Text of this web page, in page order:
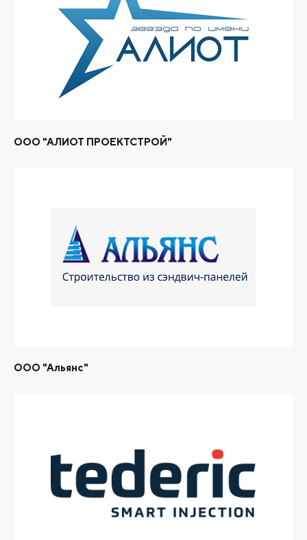
ООО "АЛИОТ ПРОЕКТСТРОЙ"
ООО "Альянс"